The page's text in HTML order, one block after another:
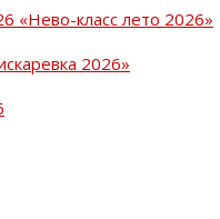
«Нево-класс лето 2026»
2026»